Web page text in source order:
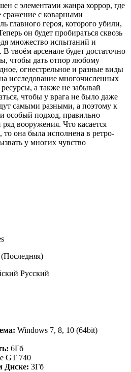
с элементами жанра хоррор, где
сражение с коварными
главного героя, которого убили,
он будет пробираться сквозь
множество испытаний и
твоём арсенале будет достаточно
чтобы дать отпор любому
огнестрельное и разные виды
исследование многочисленных
а также не забывай
чтобы у врага не было даже
самыми разными, а поэтому к
особый подход, правильно
вооружения. Что касается
она была исполнена в ретро-
у многих чувство
Русский
Windows 7, 8, 10 (64bit)
6Гб
GT 740
Диске: 3Гб